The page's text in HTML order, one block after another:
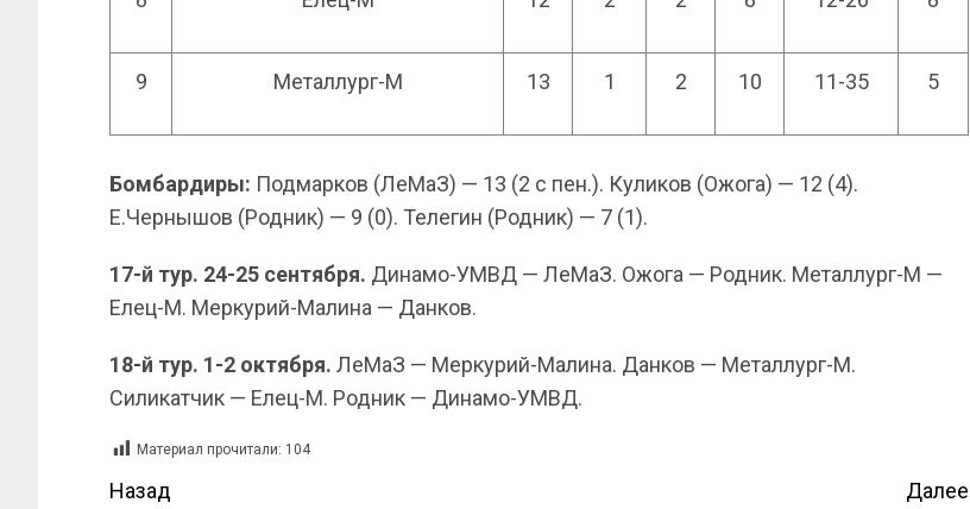
9 Металлург-М 13 1 2 10 11-35 5
Бомбардиры: Подмарков (ЛеМаЗ) — 13 (2 с пен.). Куликов (Ожога) — 12 (4).
Е.Чернышов (Родник) — 9 (0). Телегин (Родник) — 7 (1).
17-й тур. 24-25 сентября. Динамо-УМВД — ЛеМаЗ. Ожога — Родник. Металлург-М —
Елец-М. Меркурий-Малина — Данков.
18-й тур. 1-2 октября. ЛеМаЗ — Меркурий-Малина. Данков — Металлург-М.
Силикатчик — Елец-М. Родник — Динамо-УМВД.
Материал прочитали: 104
Назад Далее